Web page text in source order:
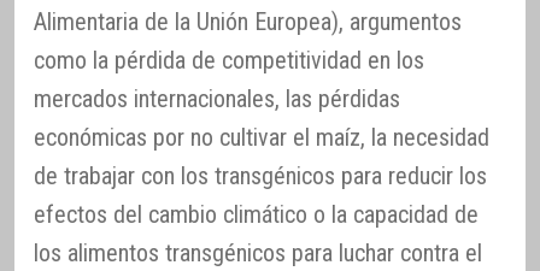
Alimentaria de la Unión Europea), argumentos
como la pérdida de competitividad en los
mercados internacionales, las pérdidas
económicas por no cultivar el maíz, la necesidad
de trabajar con los transgénicos para reducir los
efectos del cambio climático o la capacidad de
los alimentos transgénicos para luchar contra el